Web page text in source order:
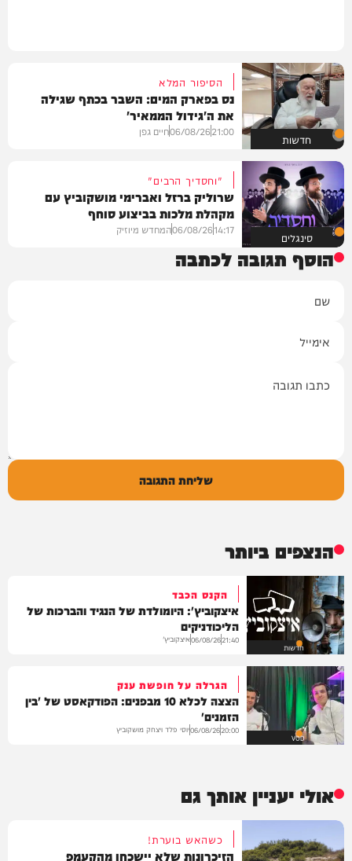
חדשות
הסיפור המלא
נס בפארק המים: השבר בכתף שגילה
את ה'גידול הממאיר'
21:00
06/08/26חיים גפן
סינגלים
"וחסדיך הרבים"
שרוליק ברזל ואברימי מושקוביץ עם
מקהלת מלכות בביצוע סוחף
14:17
06/08/26המחדש מיוזיק
הוסף תגובה לכתבה
שליחת התגובה
הנצפים ביותר
חדשות
הקנס הכבד
איצקוביץ': היומולדת של הנגיד והברכות של
הליכודניקים
21:40
06/08/26איצקוביץ'
VOD
הגרלה על חופשת ענק
הצצה לכלא 10 מבפנים: הפודקאסט של 'בין
הזמנים'
20:00
06/08/26יוסי פלד ויצחק מושקוביץ
אולי יעניין אותך גם
כשהאש בוערת!
הזיכרונות שלא יישכחו מהקעמפ